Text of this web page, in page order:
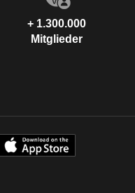
+ 1.300.000
Mitglieder